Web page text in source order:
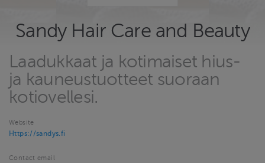
Sandy Hair Care and Beauty
Laadukkaat ja kotimaiset hius-
ja kauneustuotteet suoraan
kotiovellesi.
Website
Https://sandys.fi
Contact email